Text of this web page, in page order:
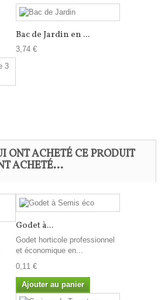
Bac de Jardin en ...
3,74 €
ONT ACHETÉ CE PRODUIT
ACHETÉ...
Godet à...
Godet horticole professionnel
et économique en...
0,11 €
Ajouter au panier